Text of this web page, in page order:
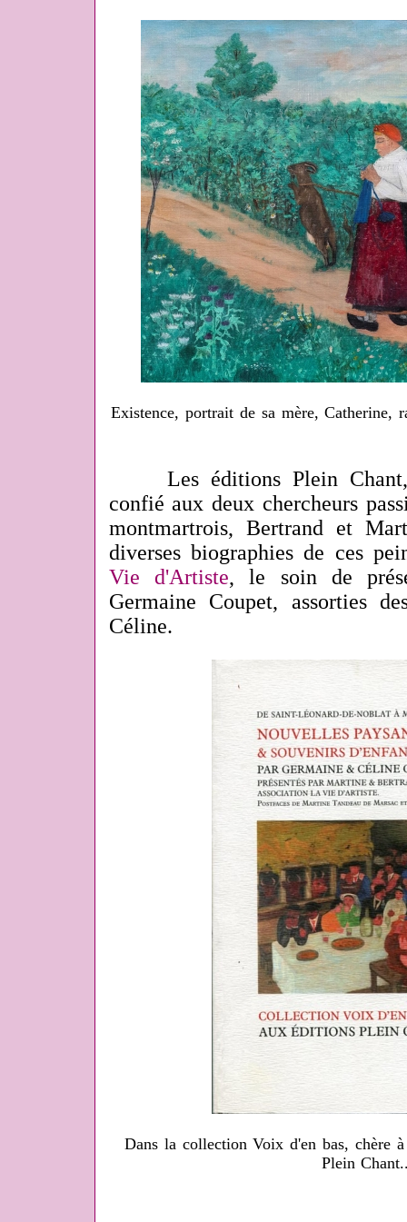
Existence, portrait de sa mère, Catherine,
Les éditions Plein Chant,
confié aux deux chercheurs
montmartrois, Bertrand et
diverses biographies de ces
Vie d'Artiste, le soin de
Germaine Coupet, assorties
Céline.
Dans la collection Voix d'en bas, chère
Plein